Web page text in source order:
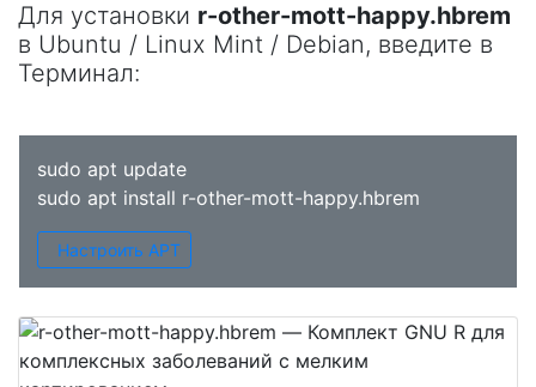
Для установки r-other-mott-happy.hbrem
в Ubuntu / Linux Mint / Debian, введите в
Терминал:
sudo apt update
sudo apt install r-other-mott-happy.hbrem
Настроить APT